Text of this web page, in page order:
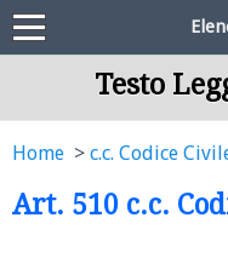
Testo
Home c.c. Codice
Art. 510 c.c.